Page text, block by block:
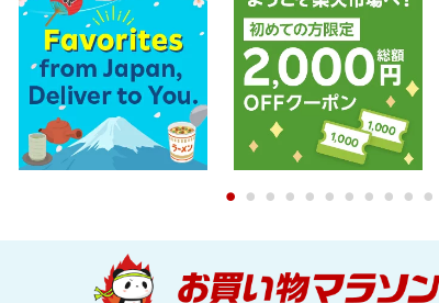
0 1 2 3 4 5 6 7 8 9